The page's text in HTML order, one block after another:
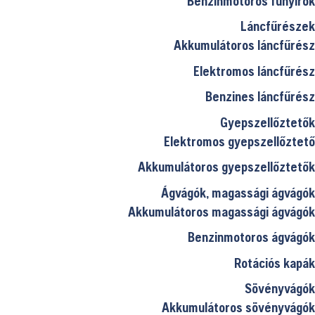
Láncfűrészek
Akkumulátoros láncfűrész
Elektromos láncfűrész
Benzines láncfűrész
Gyepszellőztetők
Elektromos gyepszellőztető
Akkumulátoros gyepszellőztetők
Ágvágók, magassági ágvágók
Akkumulátoros magassági ágvágók
Benzinmotoros ágvágók
Rotációs kapák
Sövényvágók
Akkumulátoros sövényvágók